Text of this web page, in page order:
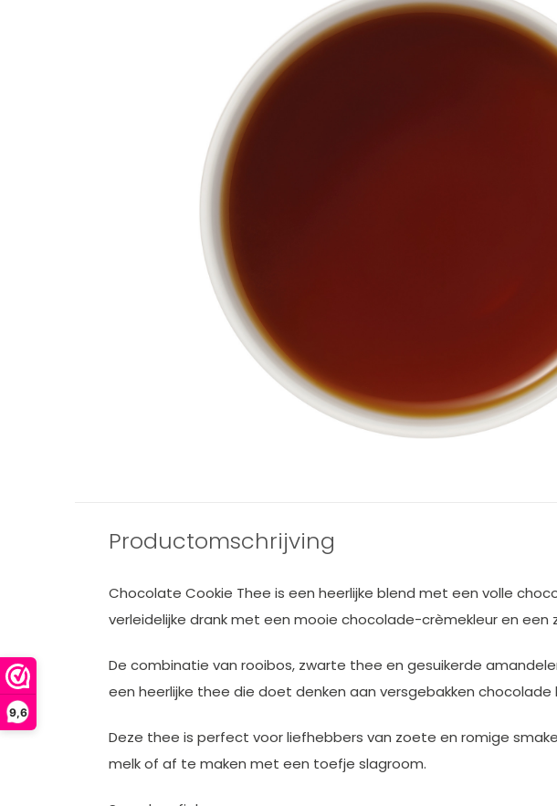
9,6
Productomschrijving
Chocolate Cookie Thee is een heerlijke blend met een volle
verleidelijke drank met een mooie chocolade-crèmekleur en een
De combinatie van rooibos, zwarte thee en gesuikerde
een heerlijke thee die doet denken aan versgebakken
Deze thee is perfect voor liefhebbers van zoete en romige
melk of af te maken met een toefje slagroom.